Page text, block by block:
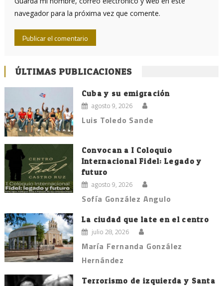
navegador para la próxima vez que comente.
ÚLTIMAS PUBLICACIONES
Cuba y su emigración
agosto 9, 2026
Luis Toledo Sande
Convocan a I Coloquio
Internacional Fidel: Legado y
futuro
agosto 9, 2026
Sofía González Angulo
La ciudad que late en el centro
julio 28, 2026
María Fernanda González
Hernández
Terrorismo de izquierda y Santa